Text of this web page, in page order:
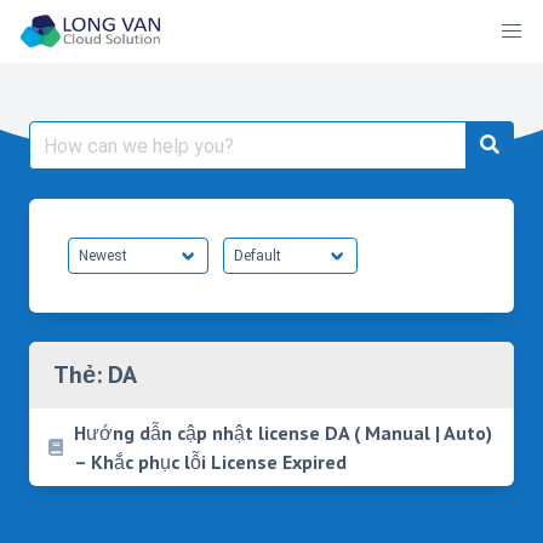
Skip
Search
for:
Thẻ: DA
Hướng dẫn cập nhật license DA ( Manual | Auto)
– Khắc phục lỗi License Expired